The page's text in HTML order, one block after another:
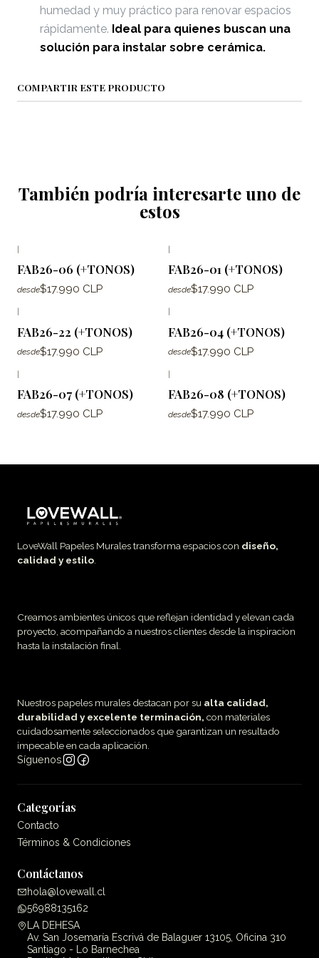
humedad y muy práctico para renovar espacios
rápidamente. Ideal para quienes buscan una
solución para instalar sobre cerámica.
COMPARTIR ESTE PRODUCTO
También podría interesarte uno de
estos
FAB26-06 (+TONOS)
desde$17.990 CLP
FAB26-01 (+TONOS)
desde$17.990 CLP
FAB26-22 (+TONOS)
desde$17.990 CLP
FAB26-04 (+TONOS)
desde$17.990 CLP
|
FAB26-07 (+TONOS)
desde$17.990 CLP
|
FAB26-08 (+TONOS)
desde$17.990 CLP
LoveWall Papeles Murales transforma espacios con diseño,
calidad y estilo
Creamos ambientes únicos que reflejan identidad y elevan cada
proyecto, acompañando a nuestros clientes desde la inspiracion
hasta la instalación final.
Nuestros papeles murales destacan por su alta calidad,
durabilidad y excelente terminación, con materiales
cuidadosamente seleccionados que garantizan un resultado
impecable en cada aplicación.
Síguenos
Categorías
Contacto
Términos & Condiciones
Contáctanos
hola@lovewall.cl
56988135162
LA DEHESA
Av. San Josemaría Escrivá de Balaguer 13105, Oficina 310
Santiago - Lo Barnechea